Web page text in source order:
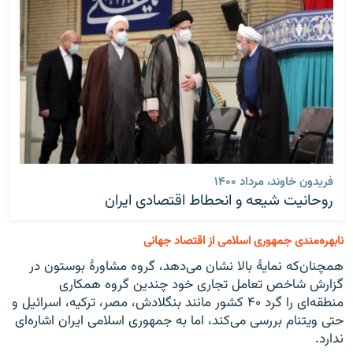
فریدون خاوند، مرداد ۱۴۰۰
روحانیت شیعه و انحطاط اقتصادی ایران
نابهره‌مندی جمهوری اسلامی از اقتصاد جهانی
همچنان‌که نمایهٔ بالا نشان می‌دهد، گروه مشاورهٔ بوستون در
گزارش شاخص تعامل تجاری خود چندین گروه همکاری
منطقه‌ای را گرد ۴۰ کشور مانند بنگلادش، مصر، ترکیه، اسرائیل و
حتی ویتنام بررسی می‌کند، اما به جمهوری اسلامی ایران اشاره‌ای
ندارد.